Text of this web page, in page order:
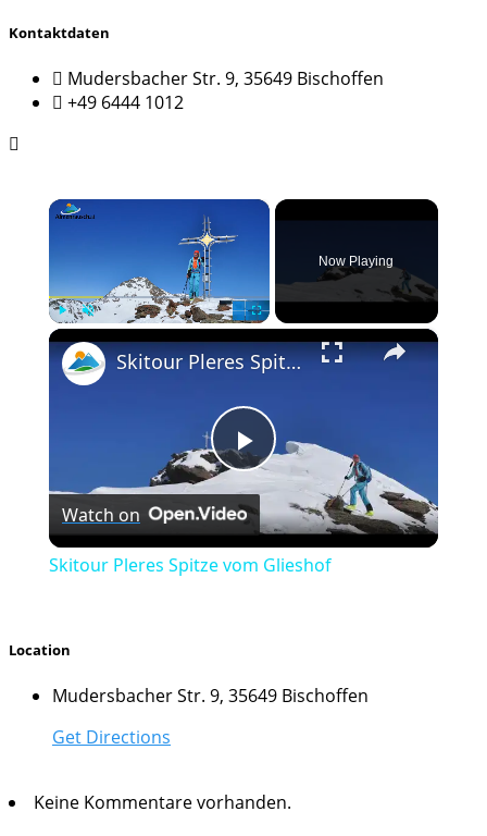
Kontaktdaten
Mudersbacher Str. 9, 35649 Bischoffen
+49 6444 1012
×
Now Playing
×
Play
Video
Skitour Pleres Spitze vom Glieshof
Watch on
Skitour Pleres Spitze vom Glieshof
Location
Mudersbacher Str. 9, 35649 Bischoffen
Get Directions
Keine Kommentare vorhanden.